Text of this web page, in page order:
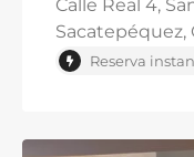
Calle Real 4,
Sacatepéquez,
Reserva